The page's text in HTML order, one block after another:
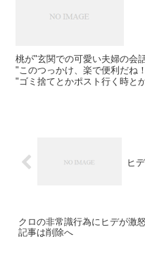
桃が"玄関での可愛い夫婦の会
"このつっかけ、楽で便利だね
"ゴミ捨てとかポスト行く時と
ヒ
クロの非常識行為にヒデが激
記事は削除へ